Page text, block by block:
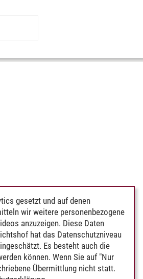
gesetzt und auf denen
wir weitere personenbezogene
anzuzeigen. Diese Daten
hat das Datenschutzniveau
Es besteht auch die
können. Wenn Sie auf "Nur
Übermittlung nicht statt.